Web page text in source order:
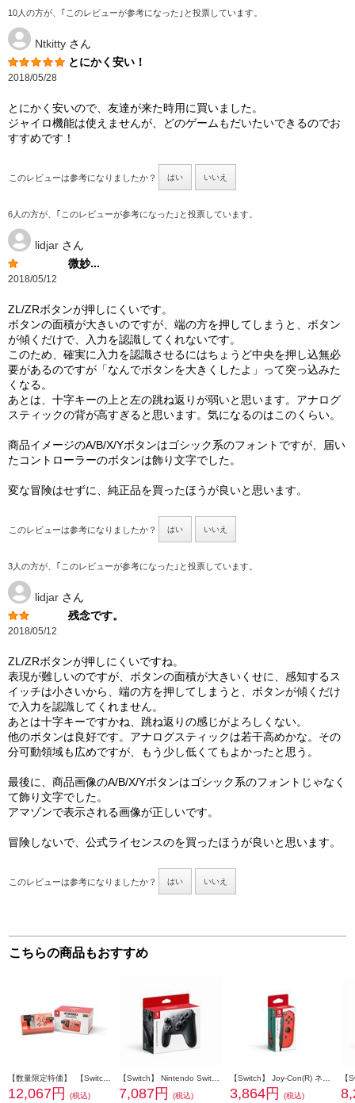
10人の方が、｢このレビューが参考になった｣と投票しています。
Ntkitty さん
とにかく安い！
2018/05/28
とにかく安いので、友達が来た時用に買いました。
ジャイロ機能は使えませんが、どのゲームもだいたいできるのでお
すすめです！
このレビューは参考になりましたか？ はい いいえ
6人の方が、｢このレビューが参考になった｣と投票しています。
lidjar さん
微妙...
2018/05/12
ZL/ZRボタンが押しにくいです。
ボタンの面積が大きいのですが、端の方を押してしまうと、ボタン
が傾くだけで、入力を認識してくれないです。
このため、確実に入力を認識させるにはちょうど中央を押し込無必
要があるのですが「なんでボタンを大きくしたよ」って突っ込みた
くなる。
あとは、十字キーの上と左の跳ね返りが弱いと思います。アナログ
スティックの背が高すぎると思います。気になるのはこのくらい。
商品イメージのA/B/X/Yボタンはゴシック系のフォントですが、届い
たコントローラーのボタンは飾り文字でした。
変な冒険はせずに、純正品を買ったほうが良いと思います。
このレビューは参考になりましたか？ はい いいえ
3人の方が、｢このレビューが参考になった｣と投票しています。
lidjar さん
残念です。
2018/05/12
ZL/ZRボタンが押しにくいですね。
表現が難しいのですが、ボタンの面積が大きいくせに、感知するス
イッチは小さいから、端の方を押してしまうと、ボタンが傾くだけ
で入力を認識してくれません。
あとは十字キーですかね、跳ね返りの感じがよろしくない。
他のボタンは良好です。アナログスティックは若干高めかな。その
分可動領域も広めですが、もう少し低くてもよかったと思う。
最後に、商品画像のA/B/X/Yボタンはゴシック系のフォントじゃなく
て飾り文字でした。
アマゾンで表示される画像が正しいです。
冒険しないで、公式ライセンスのを買ったほうが良いと思います。
このレビューは参考になりましたか？ はい いいえ
こちらの商品もおすすめ
12,067円 (税込) 7,087円 (税込) 3,864円
(税込)